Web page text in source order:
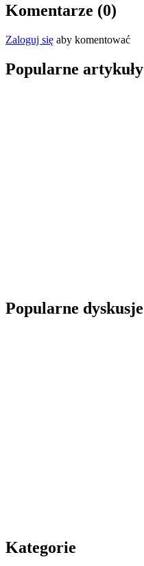
Komentarze (0)
Zaloguj się aby komentować
Popularne artykuły
Popularne dyskusje
Kategorie